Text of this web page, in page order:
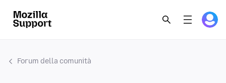
Forum della comunità